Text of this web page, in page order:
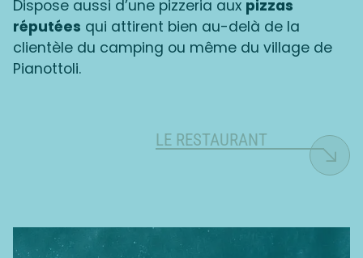
Dispose aussi d’une pizzeria aux pizzas
réputées qui attirent bien au-delà de la
clientèle du camping ou même du village de
Pianottoli.
LE RESTAURANT